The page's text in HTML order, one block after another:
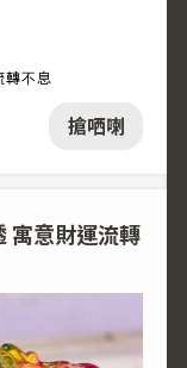
搶哂喇
轉不息
寓意財運流轉